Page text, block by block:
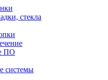
стекла
ПО
системы